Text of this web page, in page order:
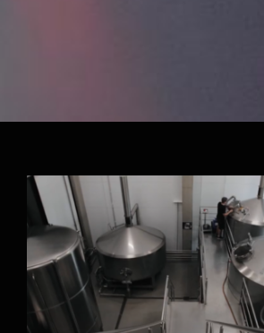
Browar Pinta –
Rozlewnicza firmy